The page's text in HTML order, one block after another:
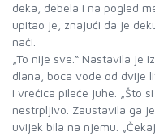
deka, debela i na pogled
upitao je, znajući da je
naći.
„To nije sve.“ Nastavila je
dlana, boca vode od dvije
i vrećica pileće juhe. „Što
nestrpljivo. Zaustavila ga
uvijek bila na njemu.